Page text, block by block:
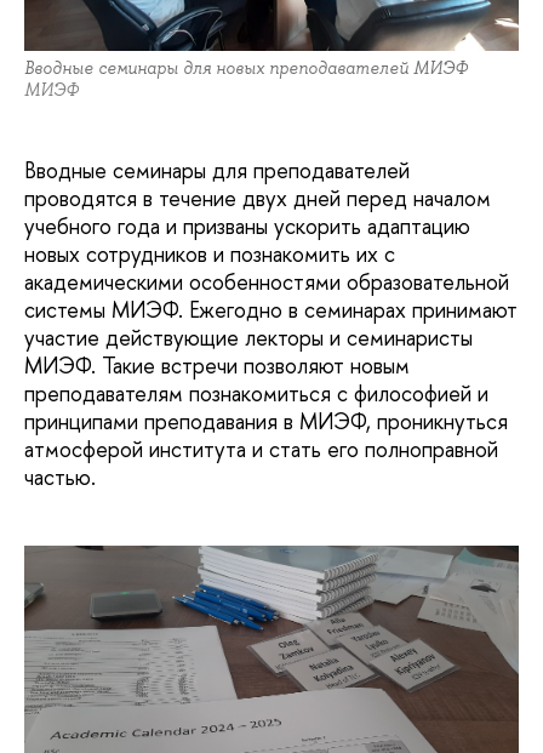
Вводные семинары для новых преподавателей МИЭФ
МИЭФ
Вводные семинары для преподавателей
проводятся в течение двух дней перед началом
учебного года и призваны ускорить адаптацию
новых сотрудников и познакомить их с
академическими особенностями образовательной
системы МИЭФ. Ежегодно в семинарах принимают
участие действующие лекторы и семинаристы
МИЭФ. Такие встречи позволяют новым
преподавателям познакомиться с философией и
принципами преподавания в МИЭФ, проникнуться
атмосферой института и стать его полноправной
частью.